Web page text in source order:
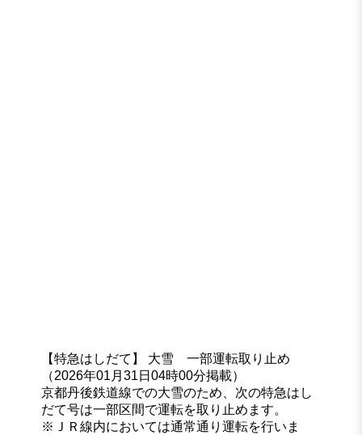
【特急はしだて】 大雪 一部運転取り止め
（2026年01月31日04時00分掲載）
京都丹後鉄道線での大雪のため、次の特急はし
だて号は一部区間で運転を取り止めます。
※ＪＲ線内においては通常通り運転を行いま